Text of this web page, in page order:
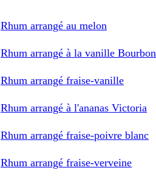
Rhum arrangé au melon
Rhum arrangé à la vanille Bourbon
Rhum arrangé fraise-vanille
Rhum arrangé à l'ananas Victoria
Rhum arrangé fraise-poivre blanc
Rhum arrangé fraise-verveine